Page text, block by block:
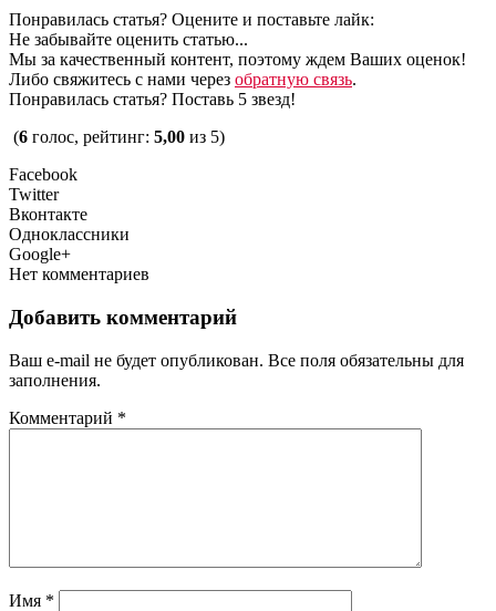
Понравилась статья? Оцените и поставьте лайк:
Не забывайте оценить статью...
Мы за качественный контент, поэтому ждем Ваших оценок!
Либо свяжитесь с нами через обратную связь.
Понравилась статья? Поставь 5 звезд!
(6 голос, рейтинг: 5,00 из 5)
Facebook
Twitter
Вконтакте
Одноклассники
Google+
Нет комментариев
Добавить комментарий
Ваш e-mail не будет опубликован. Все поля обязательны для
заполнения.
Комментарий *
Имя *